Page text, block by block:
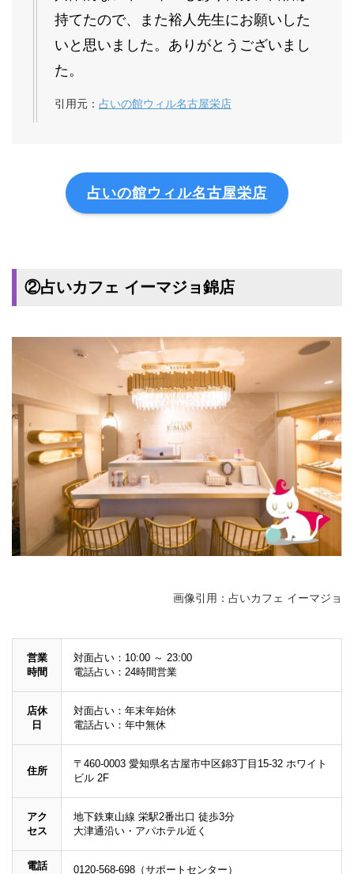
持てたので、また裕人先生にお願いした
いと思いました。ありがとうございまし
た。
引用元： 占いの館ウィル名古屋栄店
占いの館ウィル名古屋栄店
②占いカフェ イーマジョ錦店
画像引用：占いカフェ イーマジョ
営業
時間
対面占い：10:00 ～ 23:00
電話占い：24時間営業
店休
日
対面占い：年末年始休
電話占い：年中無休
住所
〒460-0003 愛知県名古屋市中区錦3丁目15-32 ホワイト
ビル 2F
アク
セス
地下鉄東山線 栄駅2番出口 徒歩3分
大津通沿い・アパホテル近く
電話
0120-568-698（サポートセンター）